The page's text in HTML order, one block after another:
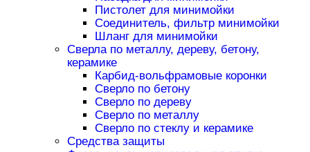
Пистолет для минимойки
Соединитель, фильтр минимойки
Шланг для минимойки
Сверла по металлу, дереву, бетону,
керамике
Карбид-вольфрамовые коронки
Сверло по бетону
Сверло по дереву
Сверло по металлу
Сверло по стеклу и керамике
Средства защиты